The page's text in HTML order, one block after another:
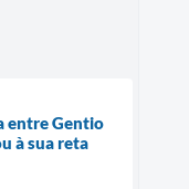
entre Gentio
à sua reta